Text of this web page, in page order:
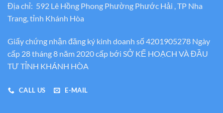
Địa chỉ: 592 Lê Hồng Phong Phường Phước Hải , TP Nha
Trang, tỉnh Khánh Hòa
Giấy chứng nhận đăng ký kinh doanh số 4201905278 Ngày
cấp 28 tháng 8 năm 2020 cấp bới SỞ KẾ HOẠCH VÀ ĐẦU
TƯ TỈNH KHÁNH HÒA
CALL US E-MAIL